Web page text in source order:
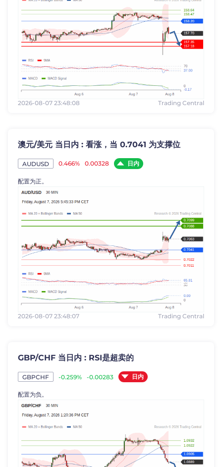
2026-08-07 23:48:08 Trading Central
澳元/美元 当日内 : 看涨，当 0.7041 为支撑位
AUDUSD 0.466% 0.00328 日内
配置为正。
2026-08-07 23:48:07 Trading Central
GBP/CHF 当日内 : RSI是超卖的
GBPCHF -0.259% -0.00283 日内
配置为负。